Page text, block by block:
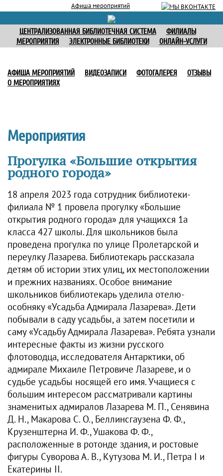
Афиша мероприятий
ЦЕНТРАЛИЗОВАННАЯ БИБЛИОТЕЧНАЯ СИСТЕМА
ФИЛИАЛЫ
МЕРОПРИЯТИЯ
ЭЛЕКТРОННЫЕ БИБЛИОТЕКИ ОНЛАЙН-УСЛУГИ
АФИША МЕРОПРИЯТИЙ ВИДЕОЗАПИСИ ФОТОГАЛЕРЕЯ
ОТЗЫВЫ
О МЕРОПРИЯТИЯХ
Мероприятия
Прогулка «Большие открытия
родного города»
18 апреля 2023 года сотрудник библиотеки-
филиала № 1 провела прогулку «Большие
открытия родного города» для учащихся 1а
класса 427 школы. Для школьников была
проведена прогулка по улице Пролетарской и
переулку Лазарева. Библиотекарь рассказала
детям об истории этих улиц, их местоположении
и прежних названиях. Особое внимание
школьников библиотекарь уделила отелю-
особняку «Усадьба Адмирала Лазарева». Дети
побывали в саду усадьбы, а затем посетили и
саму «Усадьбу Адмирала Лазарева». Ребята узнали
интересные факты из жизни русского
флотоводца, исследователя Антарктики, об
адмирале Михаиле Петровиче Лазареве, и о
судьбе усадьбы носящей его имя. Учащиеся с
большим интересом рассматривали картины
знаменитых адмиралов Лазарева М. П., Сенявина
Д. Н., Макарова С. О., Беллинсгаузена Ф. Ф.,
Крузенштерна И. Ф., Ушакова Ф. Ф.,
расположенные в ротонде здания, и ростовые
фигуры Суворова А. В., Кутузова М. И., Петра I и
Екатерины II.